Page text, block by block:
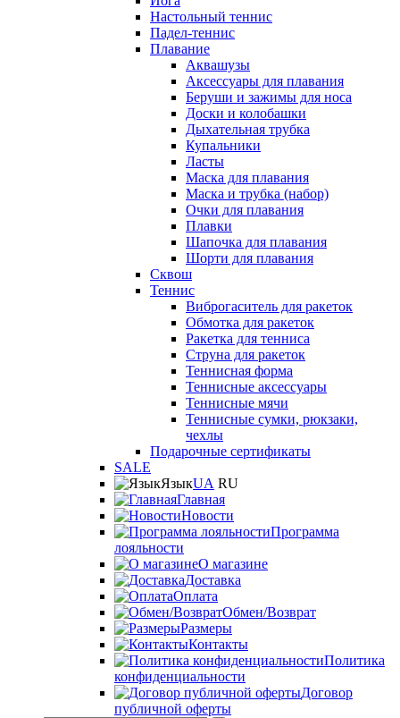
Настольный теннис
Падел-теннис
Плавание
Аквашузы
Аксессуары для плавания
Беруши и зажимы для носа
Доски и колобашки
Дыхательная трубка
Купальники
Ласты
Маска для плавания
Маска и трубка (набор)
Очки для плавания
Плавки
Шапочка для плавания
Шорти для плавания
Сквош
Теннис
Виброгаситель для ракеток
Обмотка для ракеток
Ракетка для тенниса
Струна для ракеток
Теннисная форма
Теннисные аксессуары
Теннисные мячи
Теннисные сумки, рюкзаки,
чехлы
Подарочные сертификаты
SALE
ЯзыкUA RU
Главная
Новости
Программа
лояльности
О магазине
Доставка
Оплата
Обмен/Возврат
Размеры
Контакты
Политика
конфиденциальности
Договор
публичной оферты